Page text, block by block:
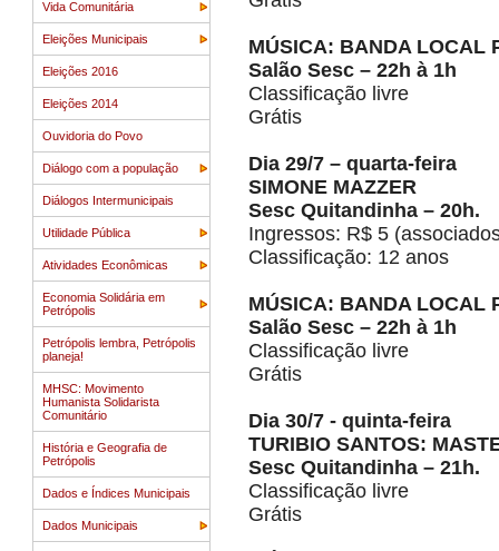
Vida Comunitária
Eleições Municipais
Eleições 2016
Eleições 2014
Ouvidoria do Povo
Diálogo com a população
Diálogos Intermunicipais
Utilidade Pública
Atividades Econômicas
Economia Solidária em
Petrópolis
Petrópolis lembra, Petrópolis
planeja!
MHSC: Movimento
Humanista Solidarista
Comunitário
História e Geografia de
Petrópolis
Dados e Índices Municipais
Dados Municipais
MÚSICA: BANDA LOCAL
Salão Sesc – 22h à 1h
Classificação livre
Grátis
Dia 29/7 – quarta-feira
SIMONE MAZZER
Sesc Quitandinha – 20h.
Ingressos: R$ 5
Classificação: 12 anos
MÚSICA: BANDA LOCAL
Salão Sesc – 22h à 1h
Classificação livre
Grátis
Dia 30/7 - quinta-feira
TURIBIO SANTOS:
Sesc Quitandinha – 21h.
Classificação livre
Grátis